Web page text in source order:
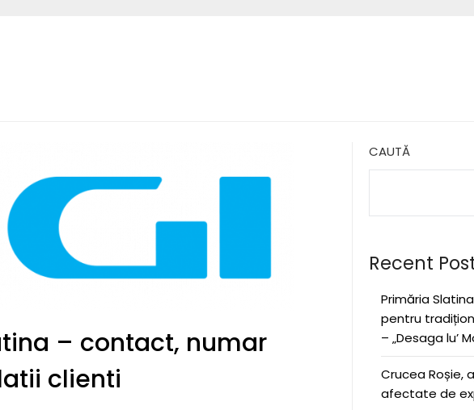
– contact, numar
clienti
CAUTĂ
Recent
Primăria
pentru
– „Desaga lu’
Crucea Roșie,
afectate de